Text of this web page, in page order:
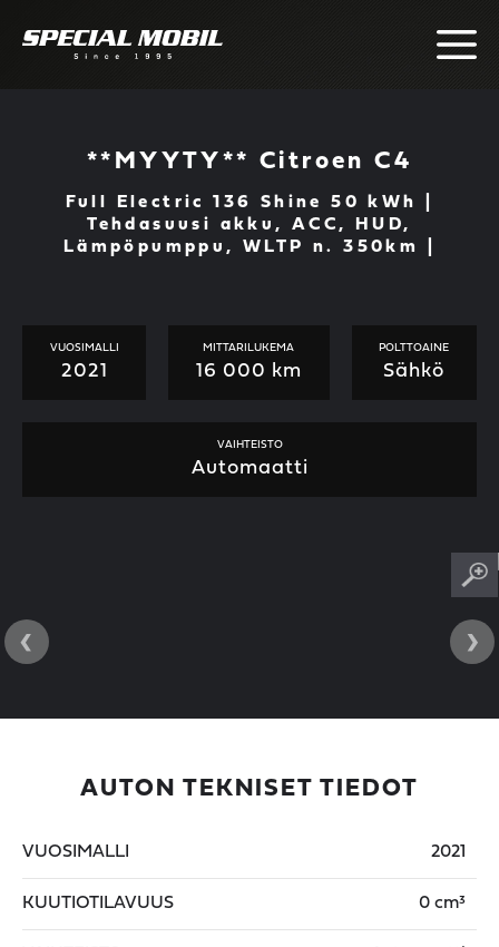
**MYYTY** Citroen C4
Full Electric 136 Shine 50 kWh |
Tehdasuusi akku, ACC, HUD,
Lämpöpumppu, WLTP n. 350km |
VUOSIMALLI
2021
MITTARILUKEMA
16 000 km
POLTTOAINE
Sähkö
VAIHTEISTO
Automaatti
‹ ›
AUTON TEKNISET TIEDOT
VUOSIMALLI 2021
KUUTIOTILAVUUS 0 cm³